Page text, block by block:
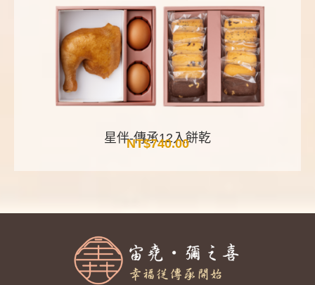
星伴-傳承12入餅乾
NT$740.00